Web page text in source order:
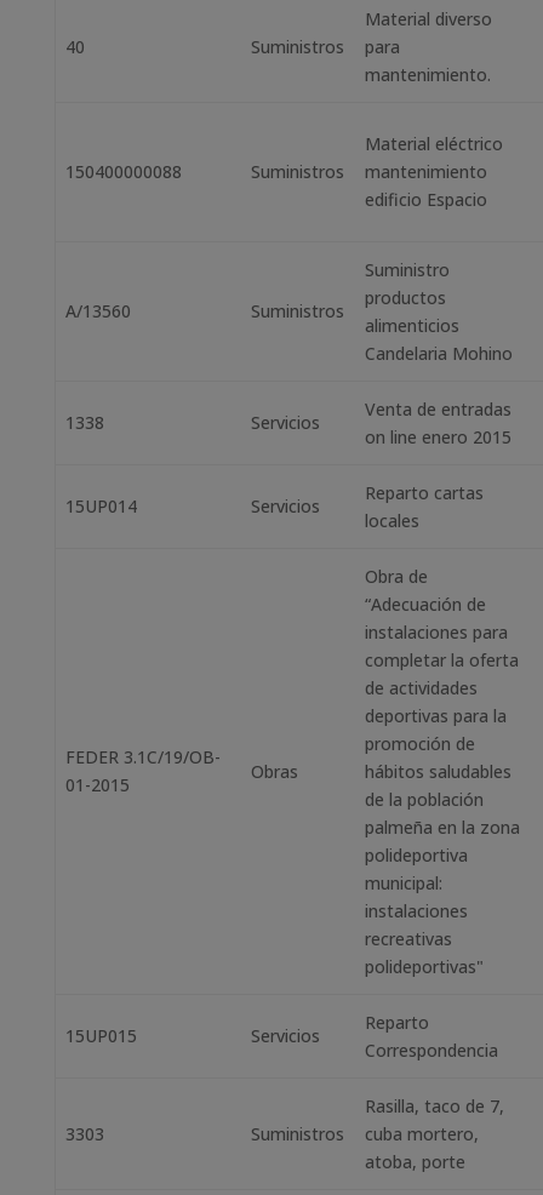
40 Suministros
Material diverso
para
mantenimiento.
150400000088 Suministros
Material eléctrico
mantenimiento
edificio Espacio
A/13560 Suministros
Suministro
productos
alimenticios
Candelaria Mohino
1338 Servicios
Venta de entradas
on line enero 2015
15UP014 Servicios
Reparto cartas
locales
FEDER 3.1C/19/OB-
01-2015
Obras
Obra de
“Adecuación de
instalaciones para
completar la oferta
de actividades
deportivas para la
promoción de
hábitos saludables
de la población
palmeña en la zona
polideportiva
municipal:
instalaciones
recreativas
polideportivas"
15UP015 Servicios
Reparto
Correspondencia
3303 Suministros
Rasilla, taco de 7,
cuba mortero,
atoba, porte